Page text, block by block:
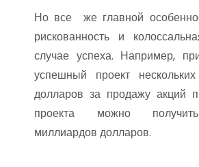
Но все же главной
рискованность и
случае успеха. Например,
успешный проект
долларов за продажу акций
проекта можно
миллиардов долларов.